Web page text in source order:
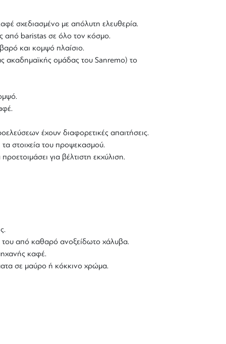
σχεδιασμένο με απόλυτη ελευθερία.
από baristas σε όλο τον κόσμο.
και κομψό πλαίσιο.
ακαδημαϊκής ομάδας του Sanremo) το
έχουν διαφορετικές απαιτήσεις.
τα στοιχεία του προψεκασμού.
για βέλτιστη εκχύλιση.
του από καθαρό ανοξείδωτο χάλυβα.
καφέ.
σε μαύρο ή κόκκινο χρώμα.